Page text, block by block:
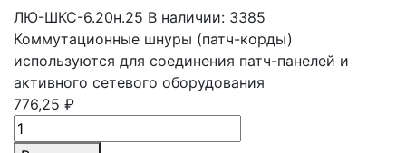
ЛЮ-ШКС-6.20н.25 В наличии: 3385
Коммутационные шнуры (патч-корды)
используются для соединения патч-панелей и
активного сетевого оборудования
776,25 ₽